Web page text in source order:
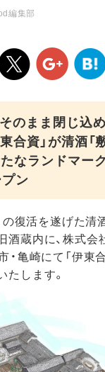
編集部
のまま閉じ込
合資」が清酒「
なランドマー
ン
復活を遂げた清
酒蔵内に、株式会
・亀崎にて「伊東
します。